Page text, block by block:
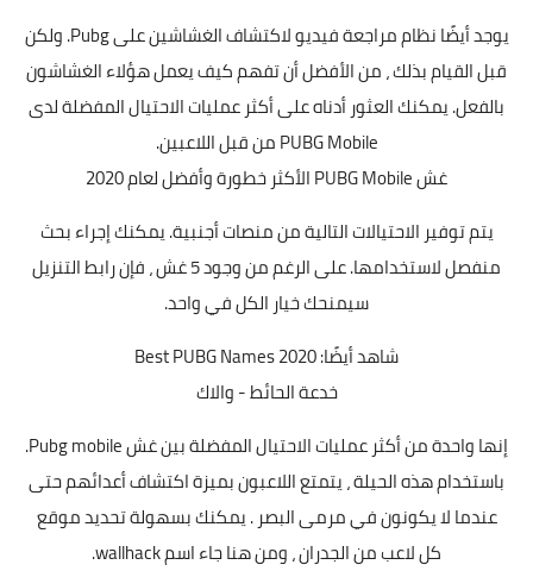
يوجد أيضًا نظام مراجعة فيديو لاكتشاف الغشاشين على Pubg. ولكن
قبل القيام بذلك ، من الأفضل أن تفهم كيف يعمل هؤلاء الغشاشون
بالفعل. يمكنك العثور أدناه على أكثر عمليات الاحتيال المفضلة لدى
PUBG Mobile من قبل اللاعبين.
غش PUBG Mobile الأكثر خطورة وأفضل لعام 2020
يتم توفير الاحتيالات التالية من منصات أجنبية. يمكنك إجراء بحث
منفصل لاستخدامها. على الرغم من وجود 5 غش ، فإن رابط التنزيل
سيمنحك خيار الكل في واحد.
شاهد أيضًا:Best PUBG Names 2020
خدعة الحائط - والاك
إنها واحدة من أكثر عمليات الاحتيال المفضلة بين غش Pubg mobile.
باستخدام هذه الحيلة ، يتمتع اللاعبون بميزة اكتشاف أعدائهم حتى
عندما لا يكونون في مرمى البصر . يمكنك بسهولة تحديد موقع
كل لاعب من الجدران ، ومن هنا جاء اسم wallhack.